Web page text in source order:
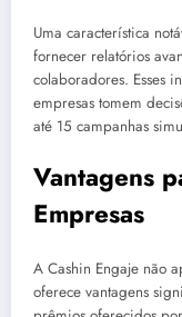
Uma característica
fornecer relatórios
colaboradores. Esses
empresas tomem
até 15 campanhas
Vantagens
Empresas
A Cashin Engaje não
oferece vantagens